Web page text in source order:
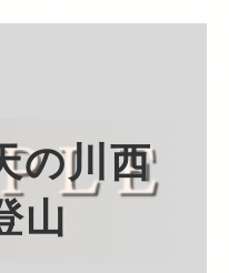
の川西
山